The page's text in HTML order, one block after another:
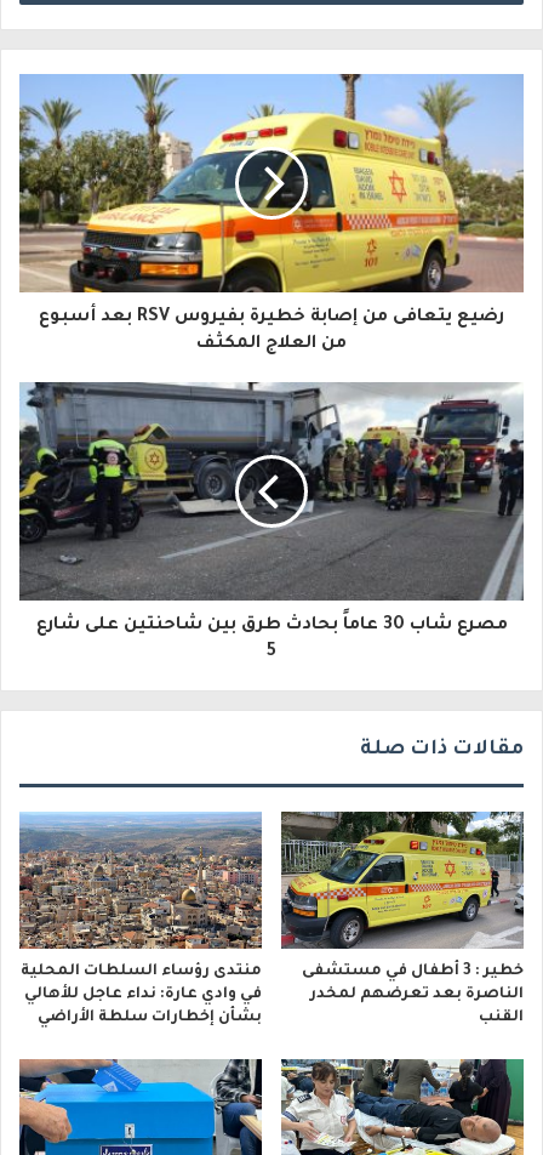
ي
د
ك
ا
إ
ك
ت
ر
و
رضيع يتعافى من إصابة خطيرة بفيروس RSV بعد أسبوع
من العلاج المكثف
مصرع شاب 30 عاماً بحادث طرق بين شاحنتين على شارع
5
مقالات ذات صلة
خطير : 3 أطفال في مستشفى
الناصرة بعد تعرضهم لمخدر
القنب
منتدى رؤساء السلطات المحلية
في وادي عارة: نداء عاجل للأهالي
بشأن إخطارات سلطة الأراضي